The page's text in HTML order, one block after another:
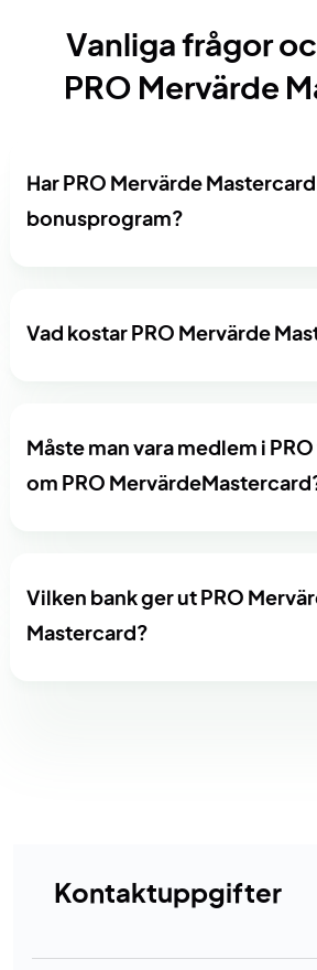
Vanliga frågor
PRO Mervärde
Har PRO Mervärde
bonusprogram?
Vad kostar PRO Mervärde
Måste man vara medlem i
om PRO
Vilken bank ger ut PRO
Mastercard?
Kontaktuppgifter